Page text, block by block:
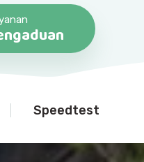
Speedtest